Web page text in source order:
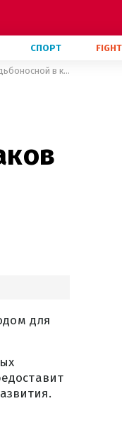
СПОРТ FIGHT
Время показать себя профессиональному миру: для 2 знаков зодиака эта неделя станет судьбоносной в карьере
для